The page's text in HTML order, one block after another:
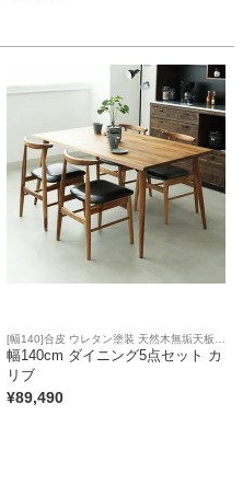
[幅140]合皮 ウレタン塗装 天然木無垢天板
アジャスター 合皮座面
幅140cm ダイニング5点セット カ
リブ
¥89,490